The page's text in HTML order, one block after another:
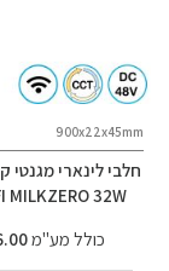
900x22x45mm
חלבי לינארי מגנטי
MILKZERO 32W
כולל מע"מ166.00 ₪